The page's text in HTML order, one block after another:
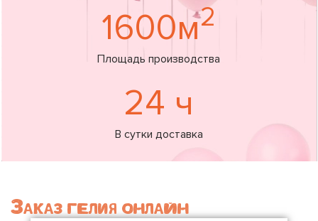
1600м2
Площадь производства
24 ч
В сутки доставка
Заказ гелия онлайн